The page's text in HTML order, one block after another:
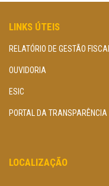
LINKS ÚTEIS
RELATÓRIO DE GESTÃO
OUVIDORIA
ESIC
PORTAL DA TRANSPARÊNCIA
LOCALIZAÇÃO